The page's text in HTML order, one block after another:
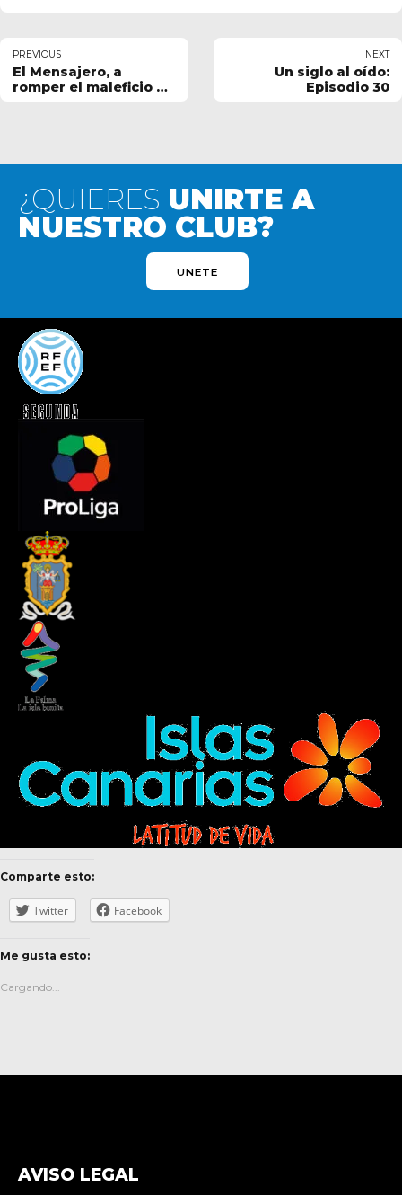
PREVIOUS
El Mensajero, a
romper el maleficio de
NEXT
Un siglo al oído:
Episodio 30
¿QUIERES UNIRTE A
NUESTRO CLUB?
UNETE
Comparte esto:
Twitter Facebook
Me gusta esto:
Cargando...
AVISO LEGAL